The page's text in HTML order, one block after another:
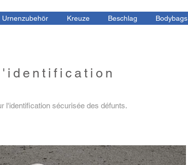
Urnenzubehör Kreuze Beschlag Bodybags
l'identification sécurisée des défunts.